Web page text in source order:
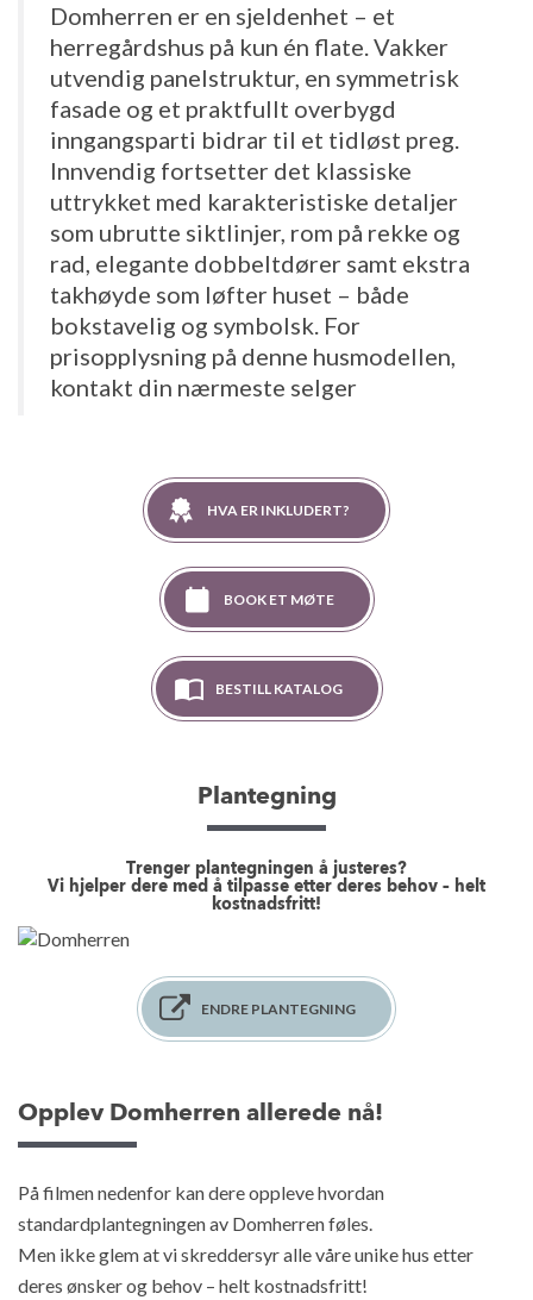
Domherren er en sjeldenhet – et
herregårdshus på kun én flate. Vakker
utvendig panelstruktur, en symmetrisk
fasade og et praktfullt overbygd
inngangsparti bidrar til et tidløst preg.
Innvendig fortsetter det klassiske
uttrykket med karakteristiske detaljer
som ubrutte siktlinjer, rom på rekke og
rad, elegante dobbeltdører samt ekstra
takhøyde som løfter huset – både
bokstavelig og symbolsk. For
prisopplysning på denne husmodellen,
kontakt din nærmeste selger
HVA ER INKLUDERT?
BOOK ET MØTE
BESTILL KATALOG
Plantegning
Trenger plantegningen å justeres?
Vi hjelper dere med å tilpasse etter deres behov – helt
kostnadsfritt!
ENDRE PLANTEGNING
Opplev Domherren allerede nå!
På filmen nedenfor kan dere oppleve hvordan
standardplantegningen av Domherren føles.
Men ikke glem at vi skreddersyr alle våre unike hus etter
deres ønsker og behov – helt kostnadsfritt!